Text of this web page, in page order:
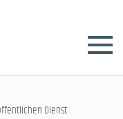
Dienst